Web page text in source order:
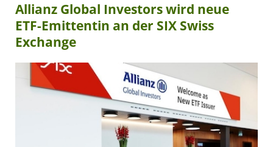
Allianz Global Investors wird neue
ETF-Emittentin an der SIX Swiss
Exchange